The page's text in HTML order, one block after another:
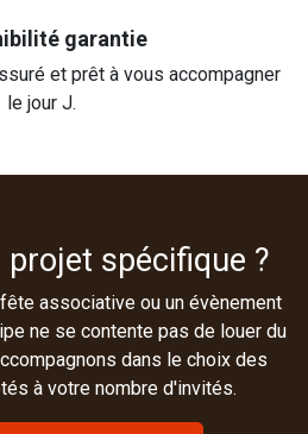
garantie
et prêt à vous accompagner
le jour J.
projet spécifique ?
associative ou un évènement
ne se contente pas de louer du
dans le choix des
à votre nombre d'invités.